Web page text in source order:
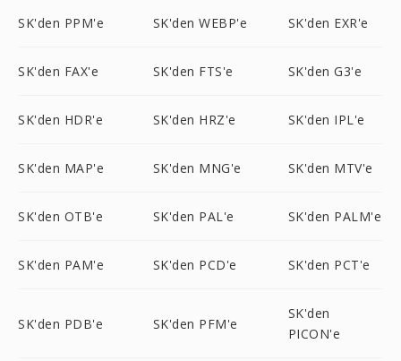
SK'den PPM'e SK'den WEBP'e SK'den EXR'e
SK'den FAX'e SK'den FTS'e SK'den G3'e
SK'den HDR'e SK'den HRZ'e SK'den IPL'e
SK'den MAP'e SK'den MNG'e SK'den MTV'e
SK'den OTB'e SK'den PAL'e SK'den PALM'e
SK'den PAM'e SK'den PCD'e SK'den PCT'e
SK'den PDB'e SK'den PFM'e
SK'den
PICON'e